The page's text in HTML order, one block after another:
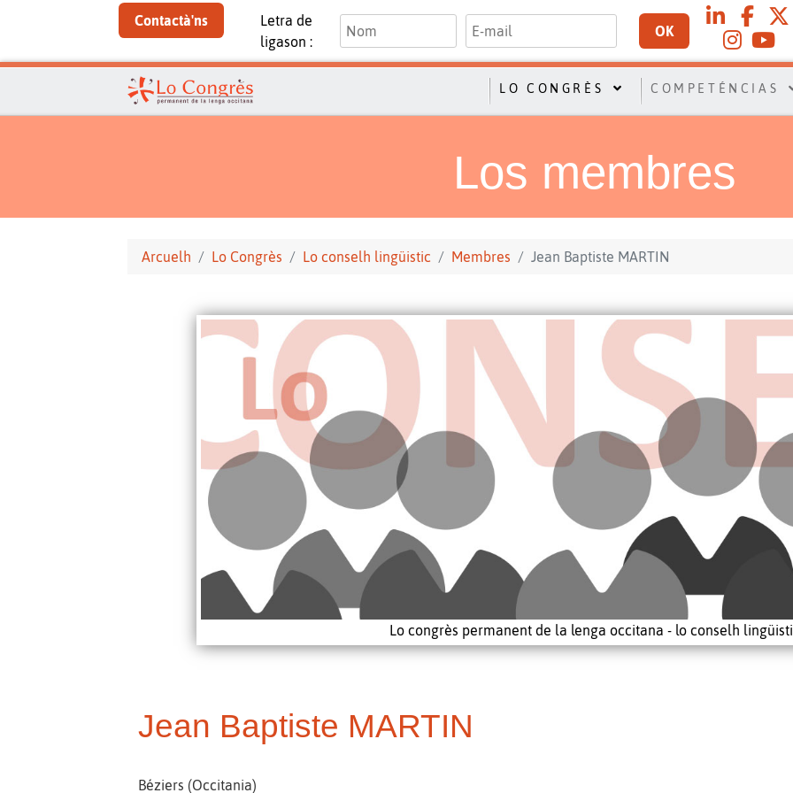
Contactà'ns
Letra de
ligason :
OK
LO CONGRÈS COMPETÉNCIAS
Los membres
Arcuelh Lo Congrès Lo conselh lingüistic Membres Jean Baptiste MARTIN
Lo congrès permanent de la lenga occitana - lo conselh
Jean Baptiste MARTIN
Béziers (Occitania)